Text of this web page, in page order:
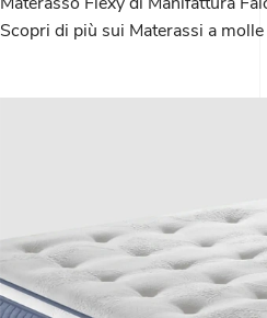
Scopri di più sui Materassi a